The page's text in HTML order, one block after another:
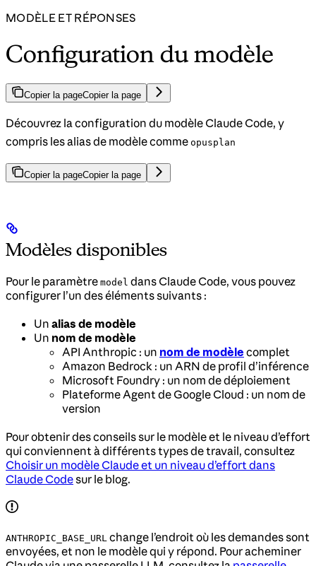
MODÈLE ET RÉPONSES
Configuration du modèle
Copier la pageCopier la page
Découvrez la configuration du modèle Claude Code, y
compris les alias de modèle comme opusplan
Copier la pageCopier la page
Modèles disponibles
Pour le paramètre model dans Claude Code, vous pouvez
configurer l’un des éléments suivants :
Un alias de modèle
Un nom de modèle
API Anthropic : un nom de modèle complet
Amazon Bedrock : un ARN de profil d’inférence
Microsoft Foundry : un nom de déploiement
Plateforme Agent de Google Cloud : un nom de
version
Pour obtenir des conseils sur le modèle et le niveau d’effort
qui conviennent à différents types de travail, consultez
Choisir un modèle Claude et un niveau d’effort dans
Claude Codesur le blog.
ANTHROPIC_BASE_URL change l’endroit où les demandes sont
envoyées, et non le modèle qui y répond. Pour acheminer